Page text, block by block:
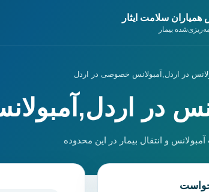
همیاران سلامت ایثار
بیمار
در اردل,آمبولانس خصوصی در اردل
در
و انتقال بیمار در این محدوده